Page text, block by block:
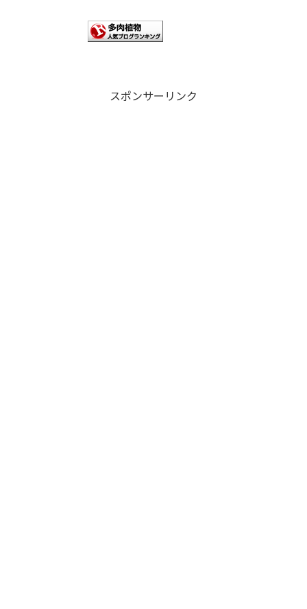
スポンサーリンク